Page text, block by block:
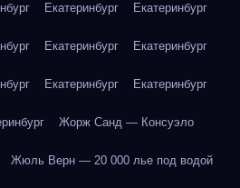
Екатеринбург Екатеринбург
Екатеринбург Екатеринбург
Екатеринбург Екатеринбург
Жорж Санд — Консуэло
Жюль Верн — 20 000 лье под водой